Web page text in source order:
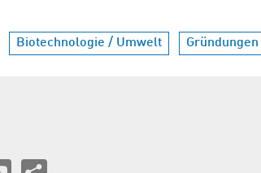
Biotechnologie / Umwelt Gründungen